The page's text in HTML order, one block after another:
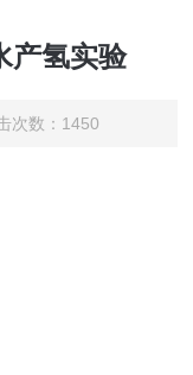
产氢实验
数：1450